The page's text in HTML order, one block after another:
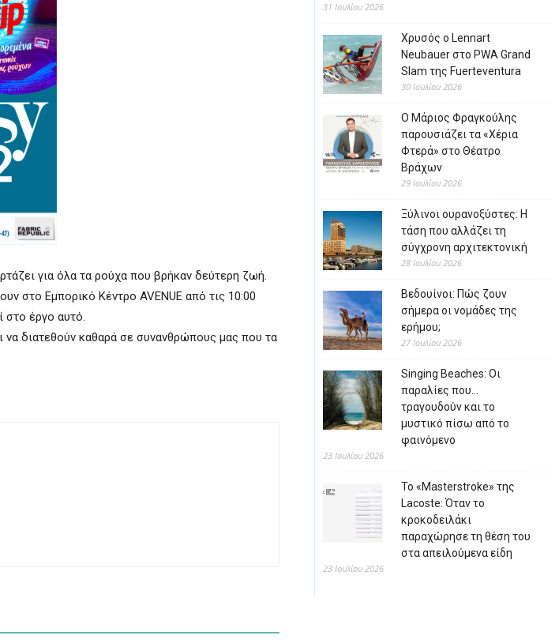
για όλα τα ρούχα που βρήκαν δεύτερη ζωή.
στο Εμπορικό Κέντρο AVENUE από τις 10:00
στο έργο αυτό.
να διατεθούν καθαρά σε συνανθρώπους μας που τα
31 Ιουλίου 2026
Χρυσός ο Lennart
Neubauer στο PWA Grand
Slam της Fuerteventura
30 Ιουλίου 2026
Ο Μάριος Φραγκούλης
παρουσιάζει τα «Χέρια
Φτερά» στο Θέατρο
Βράχων
29 Ιουλίου 2026
Ξύλινοι ουρανοξύστες: Η
τάση που αλλάζει τη
σύγχρονη αρχιτεκτονική
28 Ιουλίου 2026
Βεδουίνοι: Πώς ζουν
σήμερα οι νομάδες της
ερήμου;
27 Ιουλίου 2026
Singing Beaches: Οι
παραλίες που…
τραγουδούν και το
μυστικό πίσω από το
φαινόμενο
23 Ιουλίου 2026
Το «Masterstroke» της
Lacoste: Όταν το
κροκοδειλάκι
παραχώρησε τη θέση του
στα απειλούμενα είδη
23 Ιουλίου 2026